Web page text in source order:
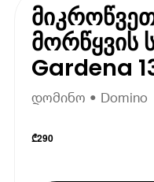
მორწყვის
Gardena
დომინო • Domino
₾290